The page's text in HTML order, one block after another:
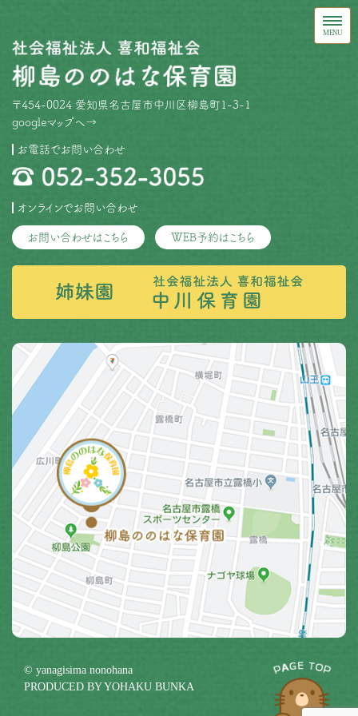
〒454-0024 愛知県名古屋市中川区柳島町1-3-1
googleマップへ→
お電話でお問い合わせ
オンラインでお問い合わせ
お問い合わせはこちら WEB予約はこちら
© yanagisima nonohana
PRODUCED BYYOHAKU BUNKA